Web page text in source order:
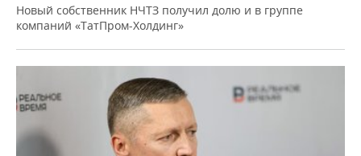
Новый собственник НЧТЗ получил долю и в группе
компаний «ТатПром-Холдинг»